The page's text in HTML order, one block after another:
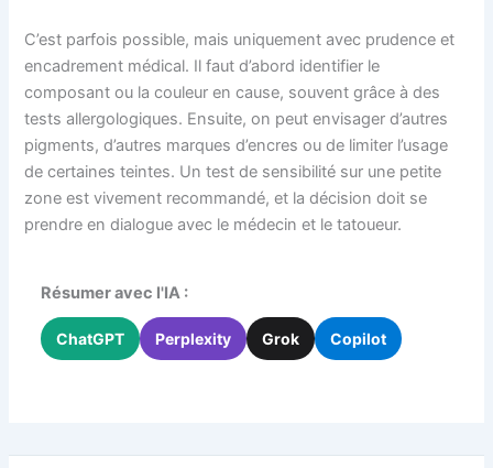
C’est parfois possible, mais uniquement avec prudence et
encadrement médical. Il faut d’abord identifier le
composant ou la couleur en cause, souvent grâce à des
tests allergologiques. Ensuite, on peut envisager d’autres
pigments, d’autres marques d’encres ou de limiter l’usage
de certaines teintes. Un test de sensibilité sur une petite
zone est vivement recommandé, et la décision doit se
prendre en dialogue avec le médecin et le tatoueur.
Résumer avec l'IA :
ChatGPT Perplexity Grok Copilot